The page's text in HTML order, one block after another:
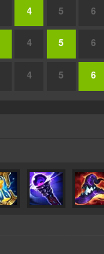
4 5 6
4 5 6
4 5 6